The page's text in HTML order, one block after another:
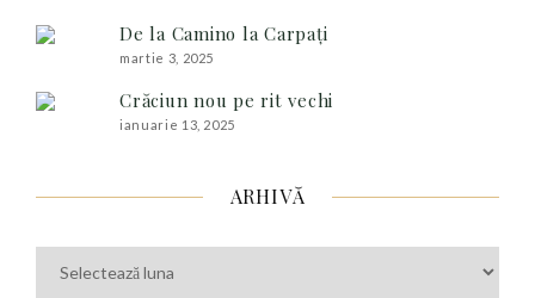
De la Camino la Carpați
martie 3, 2025
Crăciun nou pe rit vechi
ianuarie 13, 2025
ARHIVĂ